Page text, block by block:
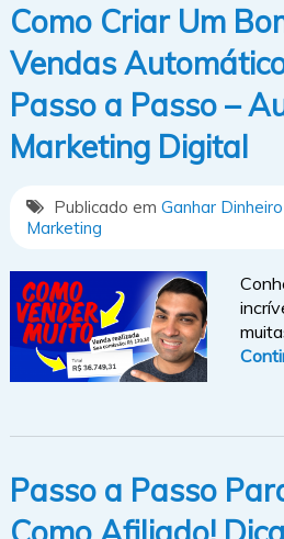
Como Criar Um
Vendas
Passo a Passo –
Marketing Digital
Publicado em Ganhar
Marketing
Passo a Passo